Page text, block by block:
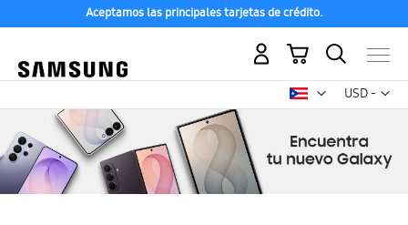
Aceptamos las principales tarjetas de crédito.
USD -
dólar
Mi carrito